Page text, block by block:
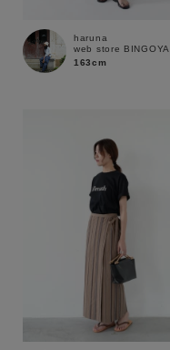
キーワード
MENS
haruna
web store BINGOYA
163cm